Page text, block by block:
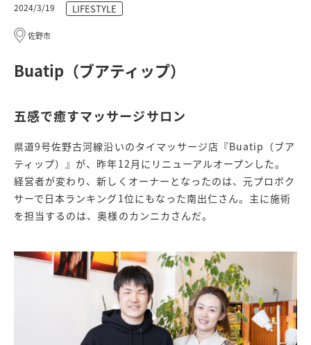
Buatip（ブアティップ）
2024/3/19 LIFESTYLE
佐野市
五感で癒すマッサージサロン
県道9号佐野古河線沿いのタイマッサージ店『Buatip（ブア
ティップ）』が、昨年12月にリニューアルオープンした。
経営者が変わり、新しくオーナーとなったのは、元プロボク
サーで日本ランキング1位にもなった南出仁さん。主に施術
を担当するのは、奥様のカンニカさんだ。